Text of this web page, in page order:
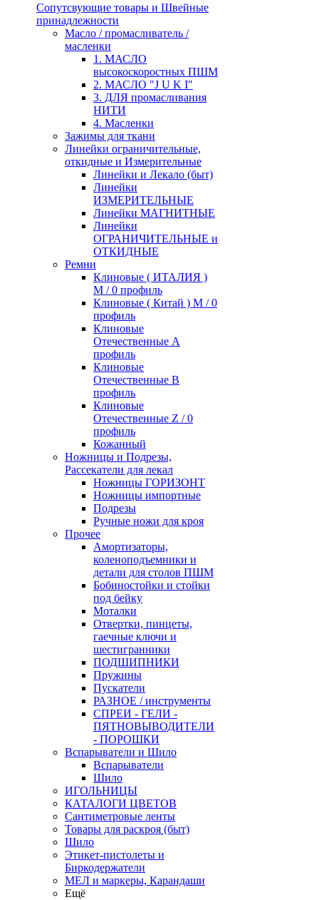
Сопутсвующие товары и Швейные
принадлежности
Масло / промасливатель /
масленки
1. МАСЛО
высокоскоростных ПШМ
2. МАСЛО "J U K I"
3. ДЛЯ промасливания
НИТИ
4. Масленки
Зажимы для ткани
Линейки ограничительные,
откидные и Измерительные
Линейки и Лекало (быт)
Линейки
ИЗМЕРИТЕЛЬНЫЕ
Линейки МАГНИТНЫЕ
Линейки
ОГРАНИЧИТЕЛЬНЫЕ и
ОТКИДНЫЕ
Ремни
Клиновые ( ИТАЛИЯ )
М / 0 профиль
Клиновые ( Китай ) М / 0
профиль
Клиновые
Отечественные А
профиль
Клиновые
Отечественные В
профиль
Клиновые
Отечественные Z / 0
профиль
Кожанный
Ножницы и Подрезы,
Рассекатели для лекал
Ножницы ГОРИЗОНТ
Ножницы импортные
Подрезы
Ручные ножи для кроя
Прочее
Амортизаторы,
коленоподъемники и
детали для столов ПШМ
Бобиностойки и стойки
под бейку
Моталки
Отвертки, пинцеты,
гаечные ключи и
шестигранники
ПОДШИПНИКИ
Пружины
Пускатели
РАЗНОЕ / инструменты
СПРЕИ - ГЕЛИ -
ПЯТНОВЫВОДИТЕЛИ
- ПОРОШКИ
Вспарыватели и Шило
Вспарыватели
Шило
ИГОЛЬНИЦЫ
КАТАЛОГИ ЦВЕТОВ
Сантиметровые ленты
Товары для раскроя (быт)
Шило
Этикет-пистолеты и
Биркодержатели
МЕЛ и маркеры, Карандаши
Ещё